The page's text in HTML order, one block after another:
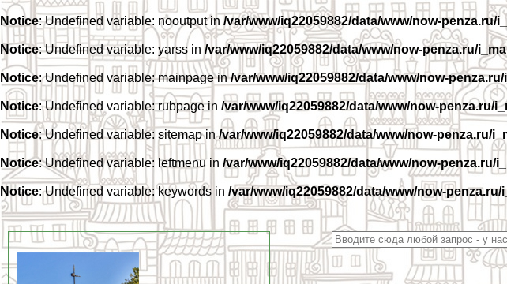
Notice: Undefined variable: nooutput in /var/www/iq22059882/data/www/now-penza.ru/
Notice: Undefined variable: yarss in /var/www/iq22059882/data/www/now-penza.ru/
Notice: Undefined variable: mainpage in/var/www/iq22059882/data/www/now-
Notice: Undefined variable: rubpage in /var/www/iq22059882/data/www/now-penza.ru/
Notice: Undefined variable: sitemap in/var/www/iq22059882/data/www/now-penza.ru/
Notice: Undefined variable: leftmenu in /var/www/iq22059882/data/www/now-penza.ru/
Notice: Undefined variable: keywords in /var/www/iq22059882/data/www/now-